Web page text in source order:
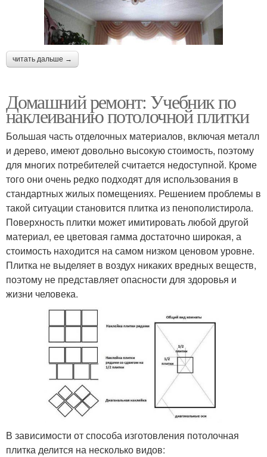
читать дальше →
Домашний ремонт: Учебник по
наклеиванию потолочной плитки
Большая часть отделочных материалов, включая металл
и дерево, имеют довольно высокую стоимость, поэтому
для многих потребителей считается недоступной. Кроме
того они очень редко подходят для использования в
стандартных жилых помещениях. Решением проблемы в
такой ситуации становится плитка из пенополистирола.
Поверхность плитки может имитировать любой другой
материал, ее цветовая гамма достаточно широкая, а
стоимость находится на самом низком ценовом уровне.
Плитка не выделяет в воздух никаких вредных веществ,
поэтому не представляет опасности для здоровья и
жизни человека.
В зависимости от способа изготовления потолочная
плитка делится на несколько видов: